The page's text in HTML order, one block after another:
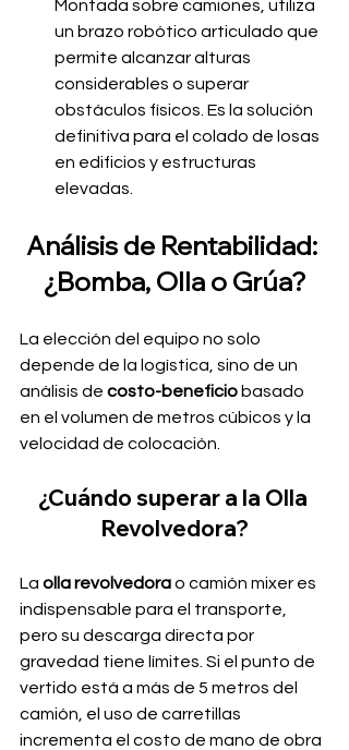
Montada sobre camiones, utiliza
un brazo robótico articulado que
permite alcanzar alturas
considerables o superar
obstáculos físicos. Es la solución
definitiva para el colado de losas
en edificios y estructuras
elevadas.
Análisis de Rentabilidad:
¿Bomba, Olla o Grúa?
La elección del equipo no solo
depende de la logística, sino de un
análisis de costo-beneficio basado
en el volumen de metros cúbicos y la
velocidad de colocación.
¿Cuándo superar a la Olla
Revolvedora?
La olla revolvedora o camión mixer es
indispensable para el transporte,
pero su descarga directa por
gravedad tiene límites. Si el punto de
vertido está a más de 5 metros del
camión, el uso de carretillas
incrementa el costo de mano de obra